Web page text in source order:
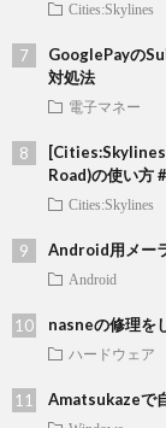
Cities:Skylines
GooglePayの
対処法
電子マネー
Road)の使い方
Cities:Skylines
Android用メー
Android
nasneの修理を
ハードウェア
Amatsukazeで